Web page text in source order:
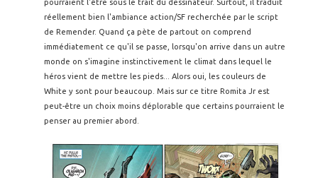
pourraient l'être sous le trait du dessinateur. Surtout, il traduit
réellement bien l'ambiance action/SF recherchée par le script
de Remender. Quand ça pète de partout on comprend
immédiatement ce qu'il se passe, lorsqu'on arrive dans un autre
monde on s'imagine instinctivement le climat dans lequel le
héros vient de mettre les pieds... Alors oui, les couleurs de
White y sont pour beaucoup. Mais sur ce titre Romita Jr est
peut-être un choix moins déplorable que certains pourraient le
penser au premier abord.